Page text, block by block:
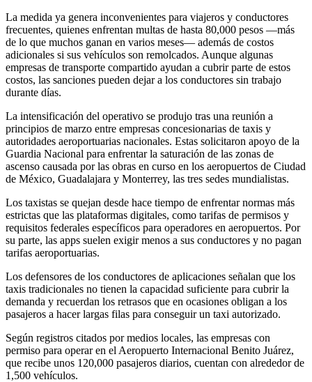
La medida ya genera inconvenientes para viajeros y conductores
frecuentes, quienes enfrentan multas de hasta 80,000 pesos —más
de lo que muchos ganan en varios meses— además de costos
adicionales si sus vehículos son remolcados. Aunque algunas
empresas de transporte compartido ayudan a cubrir parte de estos
costos, las sanciones pueden dejar a los conductores sin trabajo
durante días.
La intensificación del operativo se produjo tras una reunión a
principios de marzo entre empresas concesionarias de taxis y
autoridades aeroportuarias nacionales. Estas solicitaron apoyo de la
Guardia Nacional para enfrentar la saturación de las zonas de
ascenso causada por las obras en curso en los aeropuertos de Ciudad
de México, Guadalajara y Monterrey, las tres sedes mundialistas.
Los taxistas se quejan desde hace tiempo de enfrentar normas más
estrictas que las plataformas digitales, como tarifas de permisos y
requisitos federales específicos para operadores en aeropuertos. Por
su parte, las apps suelen exigir menos a sus conductores y no pagan
tarifas aeroportuarias.
Los defensores de los conductores de aplicaciones señalan que los
taxis tradicionales no tienen la capacidad suficiente para cubrir la
demanda y recuerdan los retrasos que en ocasiones obligan a los
pasajeros a hacer largas filas para conseguir un taxi autorizado.
Según registros citados por medios locales, las empresas con
permiso para operar en el Aeropuerto Internacional Benito Juárez,
que recibe unos 120,000 pasajeros diarios, cuentan con alrededor de
1,500 vehículos.